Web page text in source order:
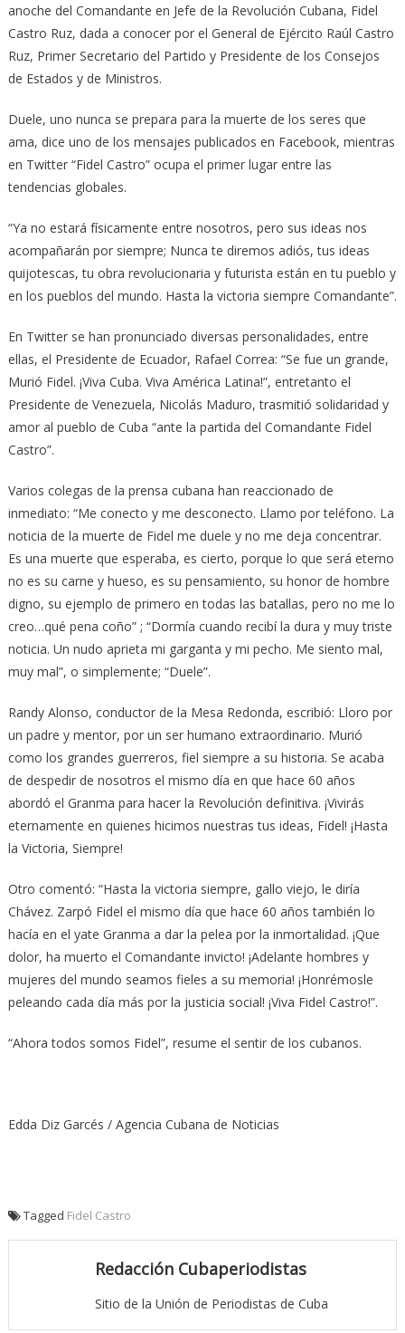
anoche del Comandante en Jefe de la Revolución Cubana, Fidel
Castro Ruz, dada a conocer por el General de Ejército Raúl Castro
Ruz, Primer Secretario del Partido y Presidente de los Consejos
de Estados y de Ministros.
Duele, uno nunca se prepara para la muerte de los seres que
ama, dice uno de los mensajes publicados en Facebook, mientras
en Twitter “Fidel Castro” ocupa el primer lugar entre las
tendencias globales.
“Ya no estará físicamente entre nosotros, pero sus ideas nos
acompañarán por siempre; Nunca te diremos adiós, tus ideas
quijotescas, tu obra revolucionaria y futurista están en tu pueblo y
en los pueblos del mundo. Hasta la victoria siempre Comandante”.
En Twitter se han pronunciado diversas personalidades, entre
ellas, el Presidente de Ecuador, Rafael Correa: “Se fue un grande,
Murió Fidel. ¡Viva Cuba. Viva América Latina!”, entretanto el
Presidente de Venezuela, Nicolás Maduro, trasmitió solidaridad y
amor al pueblo de Cuba “ante la partida del Comandante Fidel
Castro”.
Varios colegas de la prensa cubana han reaccionado de
inmediato: “Me conecto y me desconecto. Llamo por teléfono. La
noticia de la muerte de Fidel me duele y no me deja concentrar.
Es una muerte que esperaba, es cierto, porque lo que será eterno
no es su carne y hueso, es su pensamiento, su honor de hombre
digno, su ejemplo de primero en todas las batallas, pero no me lo
creo…qué pena coño” ; “Dormía cuando recibí la dura y muy triste
noticia. Un nudo aprieta mi garganta y mi pecho. Me siento mal,
muy mal”, o simplemente; “Duele”.
Randy Alonso, conductor de la Mesa Redonda, escribió: Lloro por
un padre y mentor, por un ser humano extraordinario. Murió
como los grandes guerreros, fiel siempre a su historia. Se acaba
de despedir de nosotros el mismo día en que hace 60 años
abordó el Granma para hacer la Revolución definitiva. ¡Vivirás
eternamente en quienes hicimos nuestras tus ideas, Fidel! ¡Hasta
la Victoria, Siempre!
Otro comentó: “Hasta la victoria siempre, gallo viejo, le diría
Chávez. Zarpó Fidel el mismo día que hace 60 años también lo
hacía en el yate Granma a dar la pelea por la inmortalidad. ¡Que
dolor, ha muerto el Comandante invicto! ¡Adelante hombres y
mujeres del mundo seamos fieles a su memoria! ¡Honrémosle
peleando cada día más por la justicia social! ¡Viva Fidel Castro!”.
“Ahora todos somos Fidel”, resume el sentir de los cubanos.
Edda Diz Garcés / Agencia Cubana de Noticias
Tagged Fidel Castro
Redacción Cubaperiodistas
Sitio de la Unión de Periodistas de Cuba